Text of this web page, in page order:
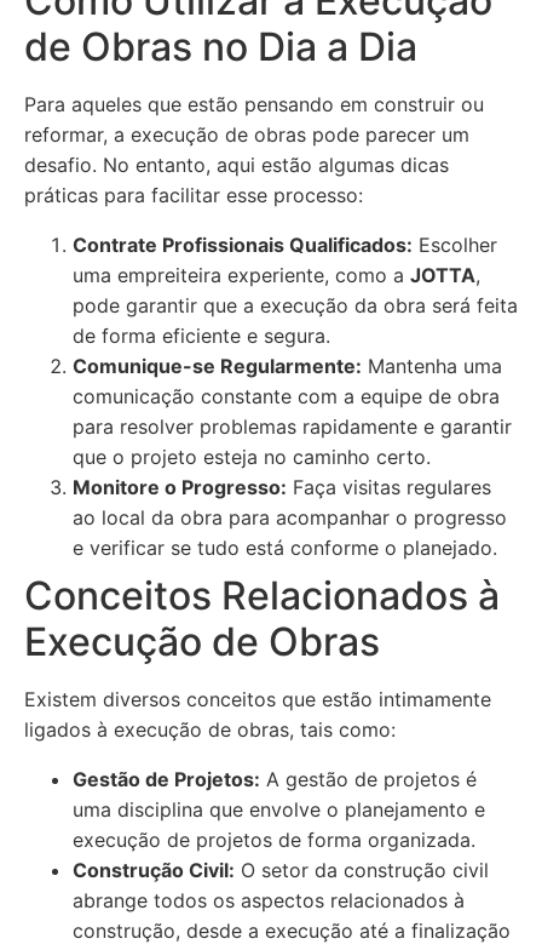
de Obras no Dia a Dia
Para aqueles que estão pensando em construir ou
reformar, a execução de obras pode parecer um
desafio. No entanto, aqui estão algumas dicas
práticas para facilitar esse processo:
Contrate Profissionais Qualificados: Escolher
uma empreiteira experiente, como a JOTTA,
pode garantir que a execução da obra será feita
de forma eficiente e segura.
Comunique-se Regularmente: Mantenha uma
comunicação constante com a equipe de obra
para resolver problemas rapidamente e garantir
que o projeto esteja no caminho certo.
Monitore o Progresso: Faça visitas regulares
ao local da obra para acompanhar o progresso
e verificar se tudo está conforme o planejado.
Conceitos Relacionados à
Execução de Obras
Existem diversos conceitos que estão intimamente
ligados à execução de obras, tais como:
Gestão de Projetos: A gestão de projetos é
uma disciplina que envolve o planejamento e
execução de projetos de forma organizada.
Construção Civil: O setor da construção civil
abrange todos os aspectos relacionados à
construção, desde a execução até a finalização